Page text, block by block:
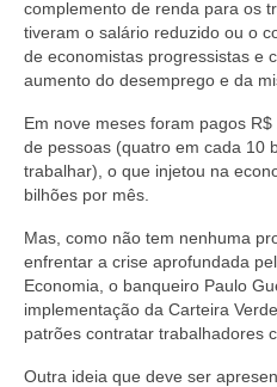
complemento de renda para os
tiveram o salário reduzido ou o
de economistas progressistas e
aumento do desemprego e da
Em nove meses foram pagos
de pessoas (quatro em cada 10
trabalhar), o que injetou na
bilhões por mês.
Mas, como não tem nenhuma
enfrentar a crise aprofundada
Economia, o banqueiro Paulo
implementação da Carteira
patrões contratar trabalhadores
Outra ideia que deve ser